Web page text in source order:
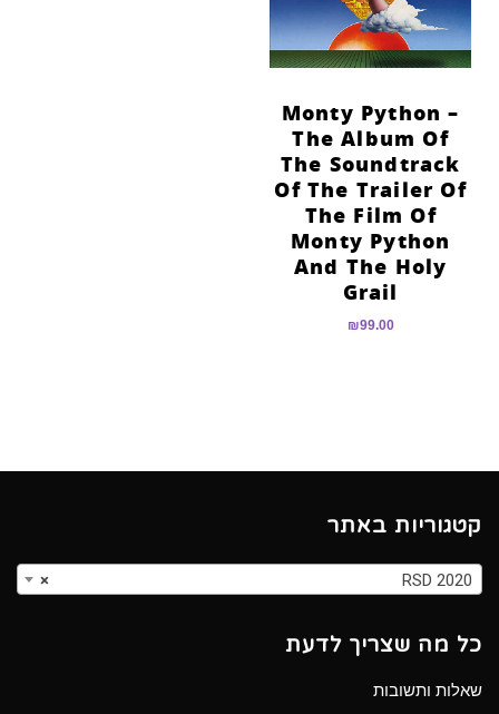
Monty Python –
The Album Of
The Soundtrack
Of The Trailer Of
The Film Of
Monty Python
And The Holy
Grail
₪99.00
קטגוריות באתר
× RSD 2020
כל מה שצריך לדעת
שאלות ותשובות